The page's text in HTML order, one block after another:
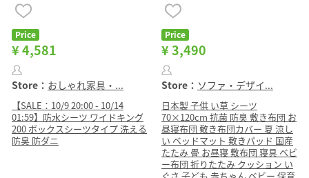
Price
¥ 4,581
Store： おしゃれ家具・...
【SALE：10/9 20:00 - 10/14
01:59】防水シーツ ワイドキング
200 ボックスシーツタイプ 洗える
防臭 防ダニ
Price
¥ 3,490
Store： ソファ・デザイ...
日本製 子供 い草 シーツ
70×120cm 抗菌 防臭 敷き布団 お
昼寝布団 敷き布団カバー 夏 涼し
い ベッドマット 敷きパッド 国産
たたみ 畳 お昼寝 敷布団 寝具 ベビ
ー布団 折りたたみ クッション い